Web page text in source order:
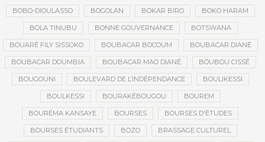
BOBO-DIOULASSO BOGOLAN BOKAR BIRO BOKO HARAM
BOLA TINUBU BONNE GOUVERNANCE BOTSWANA
BOUARÉ FILY SISSOKO BOUBACAR BOCOUM BOUBACAR DIANÉ
BOUBACAR DOUMBIA BOUBACAR MAO DIANÉ BOUBOU CISSÉ
BOUGOUNI BOULEVARD DE L’INDÉPENDANCE BOULIKESSI
BOULKESSI BOURAKÉBOUGOU BOUREM
BOURÉMA KANSAYE BOURSES BOURSES D'ÉTUDES
BOURSES ÉTUDIANTS BOZO BRASSAGE CULTUREL